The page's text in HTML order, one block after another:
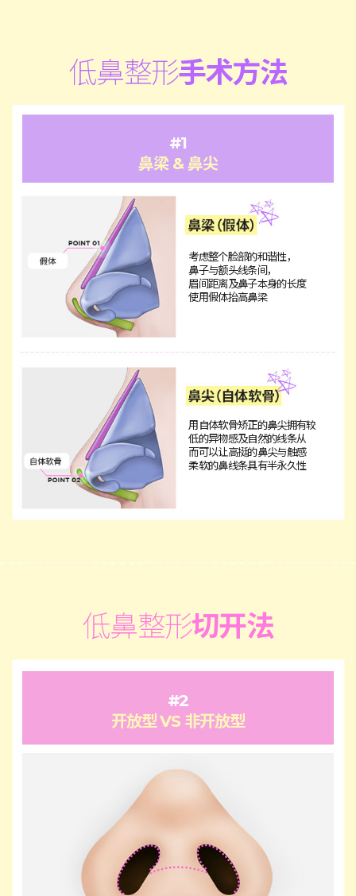
低鼻整形手术方法
#1
鼻梁 & 鼻尖
考虑整个脸部的和谐性，
鼻子与额头线条间，
眉间距离及鼻子本身的长度
使用假体抬高鼻梁
用自体软骨矫正的鼻尖拥有较
低的异物感及自然的线条从
而可以让高挺的鼻尖与触感
柔软的鼻线条具有半永久性
低鼻整形切开法
#2
开放型 VS 非开放型